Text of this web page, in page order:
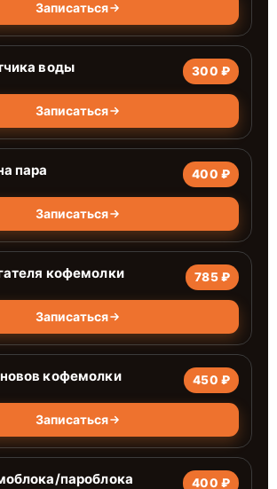
Записаться
воды 300 ₽
Записаться
пара 400 ₽
Записаться
кофемолки 785 ₽
Записаться
кофемолки 450 ₽
Записаться
пароблока 400 ₽